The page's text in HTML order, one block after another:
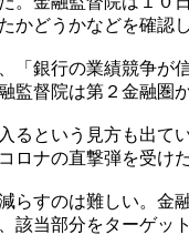
かどうかなどを確認
「銀行の業績競争
督院は第２金融圏
るという見方も出
ナの直撃弾を受け
らすのは難しい。
該当部分をターゲッ